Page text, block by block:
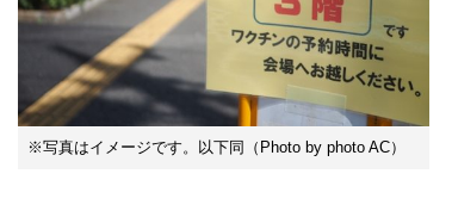
※写真はイメージです。以下同（Photo by photo AC）